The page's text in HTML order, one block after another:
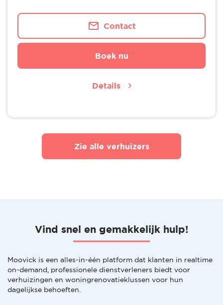
Contact
Boek nu
Details
Zie alle verhuizers
Vind snel en gemakkelijk hulp!
Moovick is een alles-in-één platform dat klanten in realtime
on-demand, professionele dienstverleners biedt voor
verhuizingen en woningrenovatieklussen voor hun
dagelijkse behoeften.